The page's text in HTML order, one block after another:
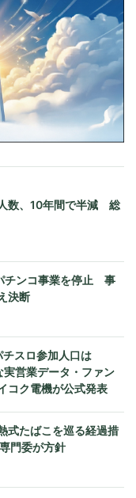
数、10年間で半減 総
チンコ事業を停止 事
決断
スロ参加人口は
実営業データ・ファン
コク電機が公式発表
式たばこを巡る経過措
門委が方針